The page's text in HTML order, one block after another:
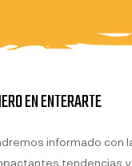
EN ENTERARTE
informado con
tendencias y